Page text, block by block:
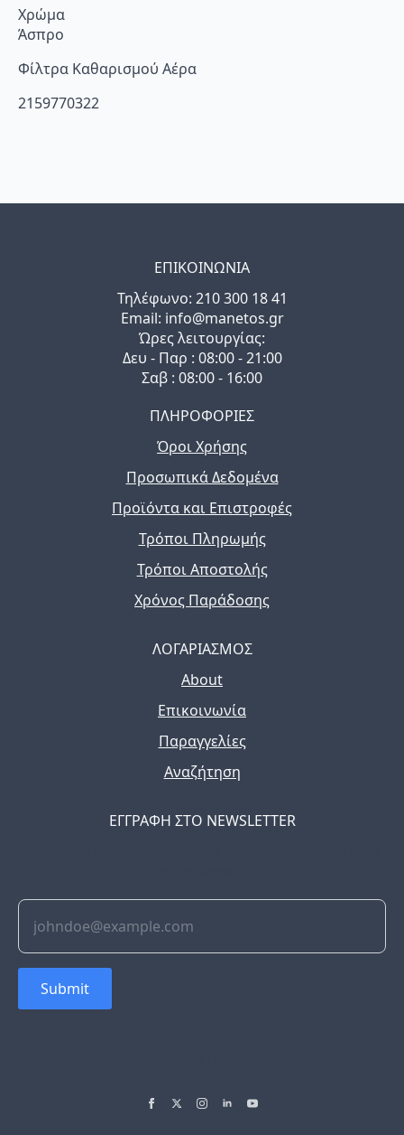
Χρώμα
Άσπρο
Φίλτρα Καθαρισμού Αέρα
2159770322
ΕΠΙΚΟΙΝΩΝΙΑ
Τηλέφωνo: 210 300 18 41
Email: info@manetos.gr
Ώρες λειτουργίας:
Δευ - Παρ : 08:00 - 21:00
Σαβ : 08:00 - 16:00
ΠΛΗΡΟΦΟΡΙΕΣ
Όροι Χρήσης
Προσωπικά Δεδομένα
Προϊόντα και Επιστροφές
Τρόποι Πληρωμής
Τρόποι Αποστολής
Χρόνος Παράδοσης
ΛΟΓΑΡΙΑΣΜΟΣ
About
Επικοινωνία
Παραγγελίες
Αναζήτηση
ΕΓΓΡΑΦΗ ΣΤΟ NEWSLETTER
Submit